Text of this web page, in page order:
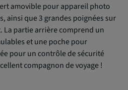
amovible pour appareil photo
ainsi que 3 grandes poignées sur
La partie arrière comprend un
et une poche pour
pour un contrôle de sécurité
compagnon de voyage !